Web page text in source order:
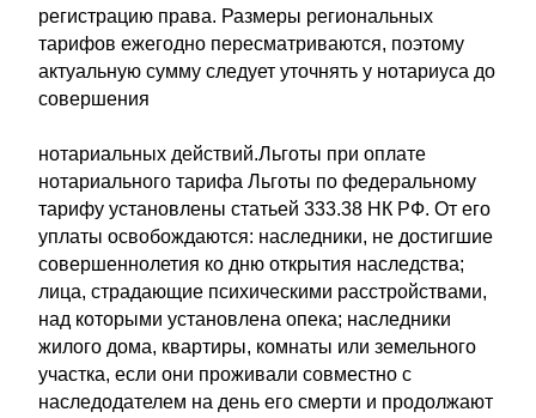
регистрацию права. Размеры региональных
тарифов ежегодно пересматриваются, поэтому
актуальную сумму следует уточнять у нотариуса до
совершения
нотариальных действий.Льготы при оплате
нотариального тарифа Льготы по федеральному
тарифу установлены статьей 333.38 НК РФ. От его
уплаты освобождаются: наследники, не достигшие
совершеннолетия ко дню открытия наследства;
лица, страдающие психическими расстройствами,
над которыми установлена опека; наследники
жилого дома, квартиры, комнаты или земельного
участка, если они проживали совместно с
наследодателем на день его смерти и продолжают